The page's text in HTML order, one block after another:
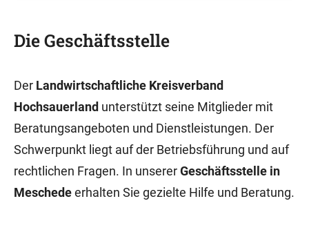
Die Geschäftsstelle
Der Landwirtschaftliche Kreisverband
Hochsauerland unterstützt seine Mitglieder mit
Beratungsangeboten und Dienstleistungen. Der
Schwerpunkt liegt auf der Betriebsführung und auf
rechtlichen Fragen. In unsererGeschäftsstelle in
Meschedeerhalten Sie gezielte Hilfe und Beratung.